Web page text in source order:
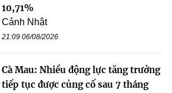
10,71%
Cảnh Nhật
21:09 06/08/2026
Cà Mau: Nhiều động lực tăng trưởng
tiếp tục được củng cố sau 7 tháng